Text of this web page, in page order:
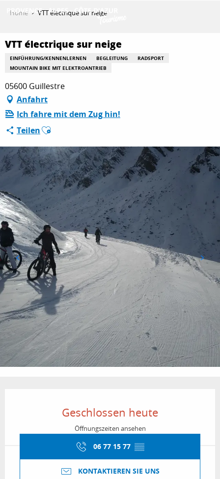
principal
ENTDECKEN
AKTIVITÄTEN
AUFENTHALT
ESPACE PRO
Home VTT électrique sur neige
VTT électrique sur neige
EINFÜHRUNG/KENNENLERNEN BEGLEITUNG
RADSPORT
MOUNTAIN BIKE MIT ELEKTROANTRIEB
05600 Guillestre
Anfahrt
Ich fahre mit dem Zug hin!
TeilenAjouter aux favoris
Geschlossen heute
Öffnungszeiten ansehen
06 77 15 77 ▒▒
KONTAKTIEREN SIE UNS